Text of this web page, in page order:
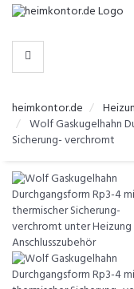
-
KATEGORIEN
heimkontor.de
Wolf Gaskugelhahn
Sicherung- verchromt